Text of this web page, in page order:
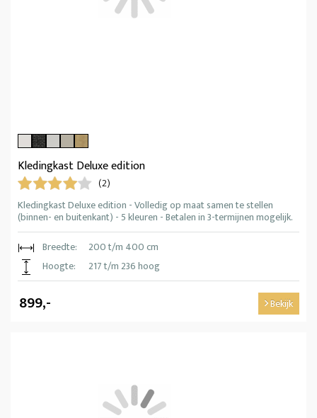
Kledingkast Deluxe edition
(2)
Kledingkast Deluxe edition - Volledig op maat samen te stellen
(binnen- en buitenkant) - 5 kleuren - Betalen in 3-termijnen mogelijk.
Breedte:
200 t/m 400 cm
Hoogte:
217 t/m 236 hoog
899,- Bekijk